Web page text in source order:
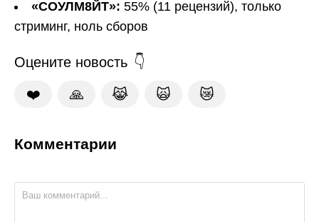
«СОУЛМ8ЙТ»: 55% (11 рецензий), только
стриминг, ноль сборов
Оцените новость
❤️ 🙏 😹 🙀 😿
Комментарии